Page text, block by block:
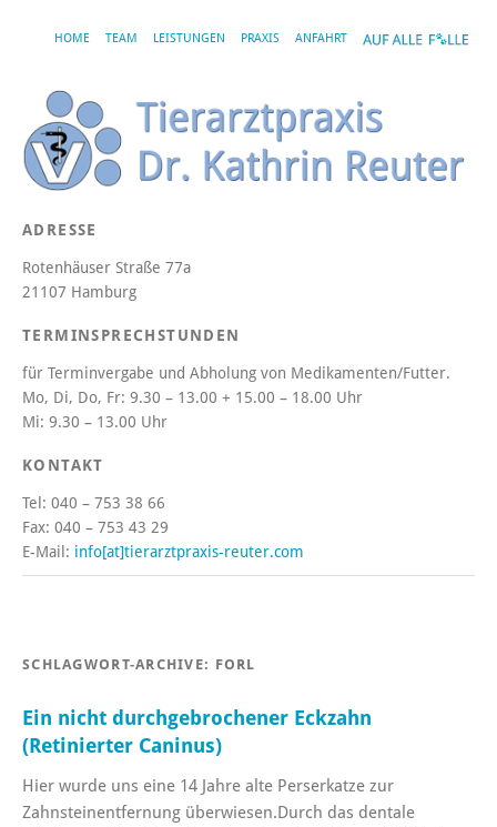
HOME TEAM LEISTUNGEN PRAXIS ANFAHRT
ADRESSE
Rotenhäuser Straße 77a
21107 Hamburg
TERMINSPRECHSTUNDEN
für Terminvergabe und Abholung von Medikamenten/Futter.
Mo, Di, Do, Fr: 9.30 – 13.00 + 15.00 – 18.00 Uhr
Mi: 9.30 – 13.00 Uhr
KONTAKT
Tel: 040 – 753 38 66
Fax: 040 – 753 43 29
E-Mail: info[at]tierarztpraxis-reuter.com
SCHLAGWORT-ARCHIVE: FORL
Ein nicht durchgebrochener Eckzahn
(Retinierter Caninus)
Hier wurde uns eine 14 Jahre alte Perserkatze zur
Zahnsteinentfernung überwiesen.Durch das dentale